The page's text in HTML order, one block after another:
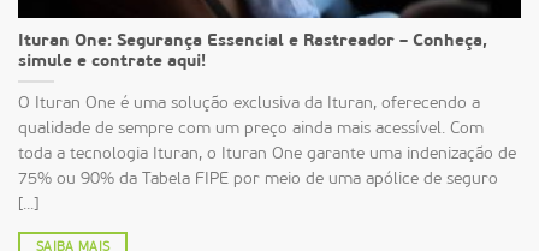
Ituran One: Segurança Essencial e Rastreador – Conheça,
simule e contrate aqui!
O Ituran One é uma solução exclusiva da Ituran, oferecendo a
qualidade de sempre com um preço ainda mais acessível. Com
toda a tecnologia Ituran, o Ituran One garante uma indenização de
75% ou 90% da Tabela FIPE por meio de uma apólice de seguro
[...]
SAIBA MAIS